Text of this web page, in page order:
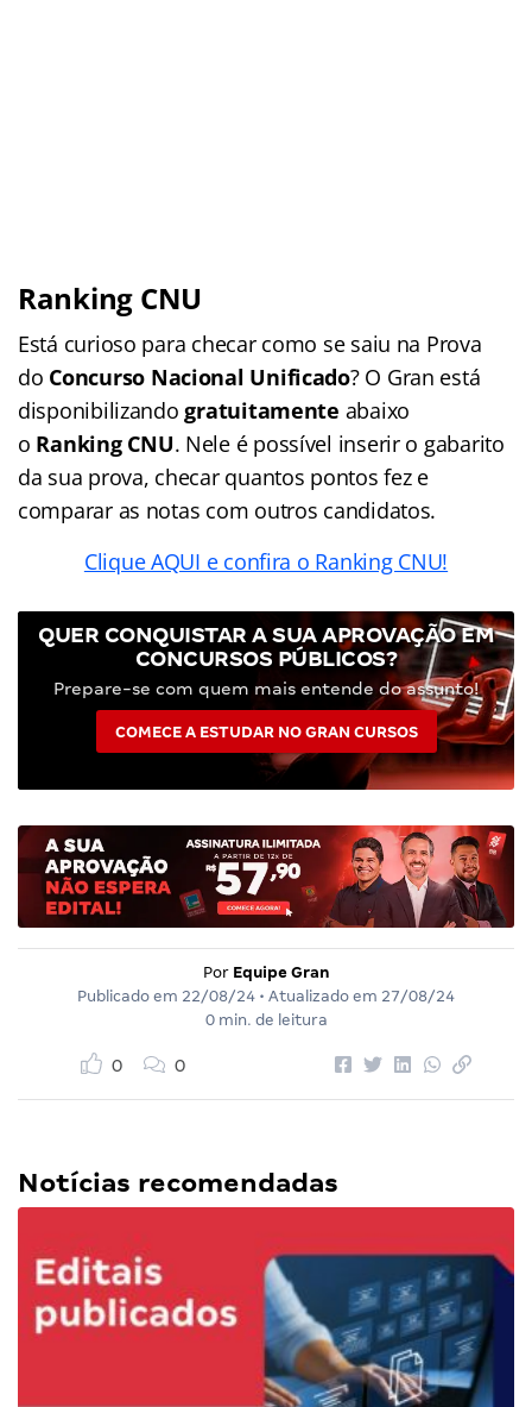
Ranking CNU
Está curioso para checar como se saiu na Prova
do Concurso Nacional Unificado? O Gran está
disponibilizandogratuitamente abaixo
o Ranking CNU. Nele é possível inserir o gabarito
da sua prova, checar quantos pontos fez e
comparar as notas com outros candidatos.
Clique AQUI e confira o Ranking CNU!
QUER CONQUISTAR A SUA APROVAÇÃO EM
CONCURSOS PÚBLICOS?
Prepare-se com quem mais entende do assunto!
COMECE A ESTUDAR NO GRAN CURSOS
Por Equipe Gran
Publicado em 22/08/24 • Atualizado em 27/08/24
0 min. de leitura
0 0
Notícias recomendadas